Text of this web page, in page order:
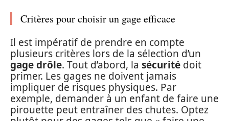
Critères pour choisir un gage efficace
Il est impératif de prendre en compte
plusieurs critères lors de la sélection d’un
gage drôle. Tout d’abord, la sécurité doit
primer. Les gages ne doivent jamais
impliquer de risques physiques. Par
exemple, demander à un enfant de faire une
pirouette peut entraîner des chutes. Optez